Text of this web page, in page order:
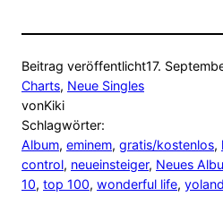
Beitrag veröffentlicht17.
Charts, Neue Singles
vonKiki
Schlagwörter:
Album, eminem, gratis/kostenlos,
control, neueinsteiger, Neues
10, top 100, wonderful life,